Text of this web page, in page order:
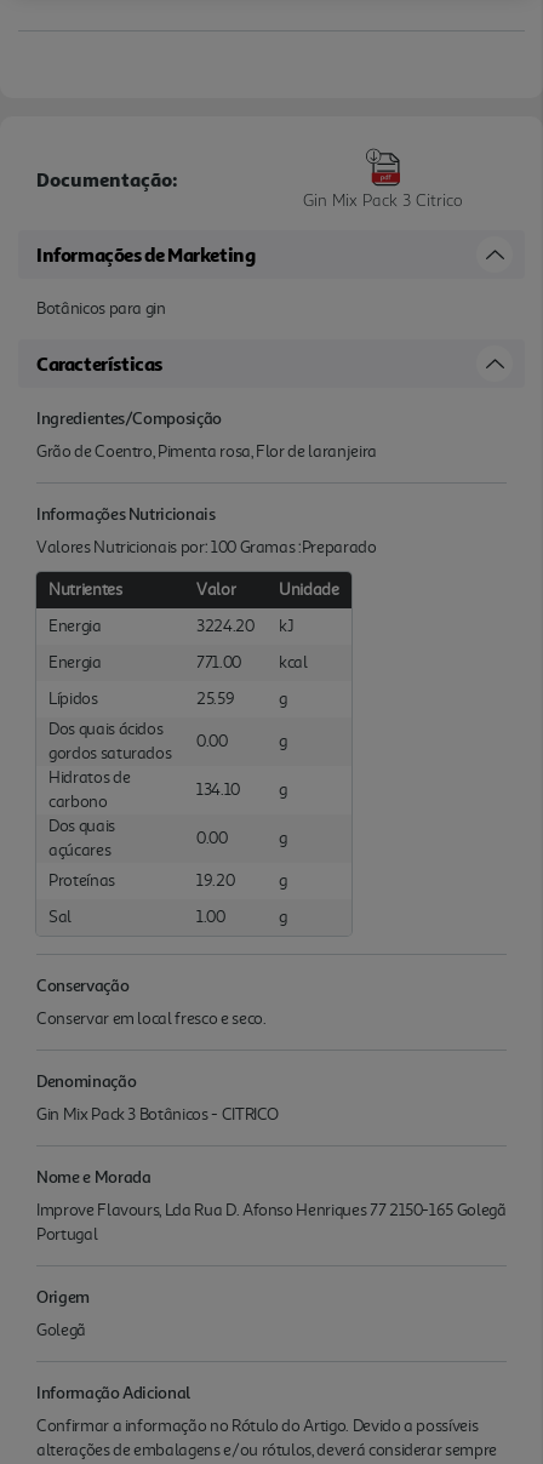
Documentação:
Gin Mix Pack 3 Citrico
Informações de Marketing
Botânicos para gin
Características
Ingredientes/Composição
Grão de Coentro, Pimenta rosa, Flor de laranjeira
Informações Nutricionais
Valores Nutricionais por: 100 Gramas :Preparado
Nutrientes Valor
Unidade
Energia
3224.20
kJ
Energia
771.00
kcal
Lípidos
25.59
g
Dos quais ácidos
gordos saturados
0.00
g
Hidratos de
carbono
134.10
g
Dos quais
açúcares
0.00 g
Proteínas 19.20
g
Sal
1.00 g
Conservação
Conservar em local fresco e seco.
Denominação
Gin Mix Pack 3 Botânicos - CITRICO
Nome e Morada
Improve Flavours, Lda Rua D. Afonso Henriques 77 2150-165 Golegã
Portugal
Origem
Golegã
Informação Adicional
Confirmar a informação no Rótulo do Artigo. Devido a possíveis
alterações de embalagens e/ou rótulos, deverá considerar sempre